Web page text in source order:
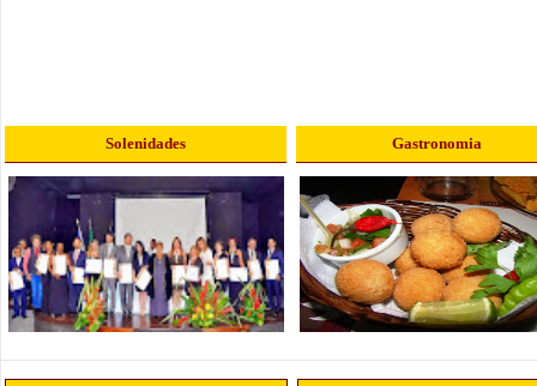
Solenidades Gastronomia